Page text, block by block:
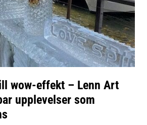
wow-effekt – Lenn Art
upplevelser som